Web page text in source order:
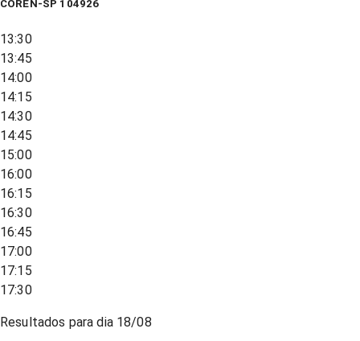
COREN-SP 104926
13:30
13:45
14:00
14:15
14:30
14:45
15:00
16:00
16:15
16:30
16:45
17:00
17:15
17:30
Resultados para dia 18/08